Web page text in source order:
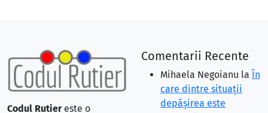
Codul Rutiereste o
Comentarii Recente
Mihaela Negoianu la În
care dintre situaţii
depăşirea este